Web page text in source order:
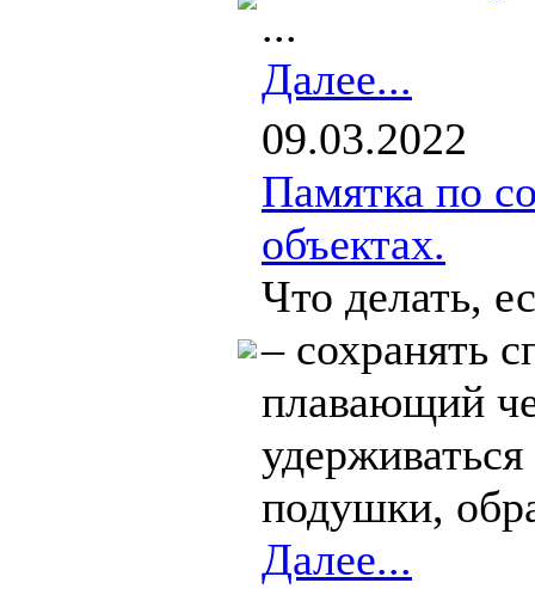
...
Далее...
09.03.2022
Памятка по
объектах.
Что делать,
– сохранять
плавающий
подушки,
Далее...